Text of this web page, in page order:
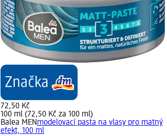
72,50 Kč
100 ml (72,50 Kč za 100 ml)
Balea MENmodelovací pasta na vlasy pro matný
efekt, 100 ml